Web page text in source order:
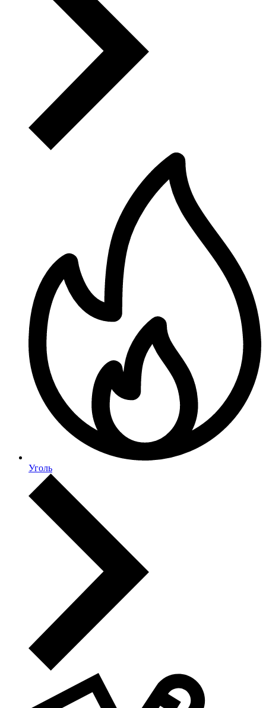
Уголь